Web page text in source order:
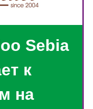
Sebia
к
на